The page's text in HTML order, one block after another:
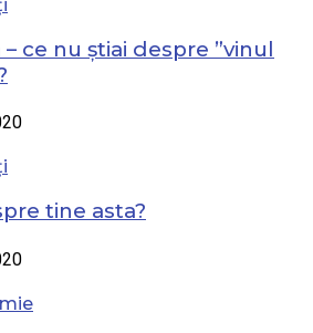
– ce nu știai despre ”vinul
tine asta?